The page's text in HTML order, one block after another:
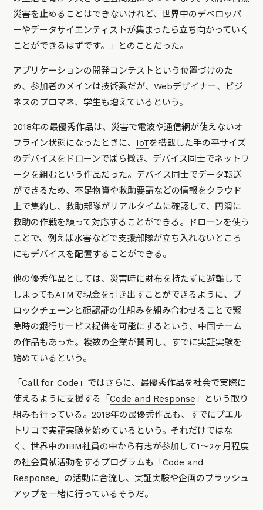
災害を止めることはできないけれど、世界中のデベロッパ
ーやデータサイエンティストが集まったら立ち向かっていく
ことができるはずです。」とのことだった。
アプリケーションの開発コンテストという位置づけのた
め、参加者のメインは技術系だが、Webデザイナー、ビジ
ネスのプロマネ、学生も増えているという。
2018年の最優秀作品は、災害で電波や通信網が使えないオ
フライン状態になったときに、 IoTを搭載した手の平サイズ
のデバイスをドローンでばら撒き、デバイス同士でネットワ
ークを組むという作品だった。デバイス同士でデータ転送
ができるため、不足物資や救助要請などの情報をクラウド
上で集約し、救助部隊がリアルタイムに確認して、円滑に
救助の作戦を練って対応することができる。ドローンを使う
ことで、例えば水害などで支援部隊が立ち入れないところ
にもデバイスを配置することができる。
他の優秀作品としては、災害時に財布を持たずに避難して
しまってもATMで現金を引き出すことができるように、ブ
ロックチェーンと顔認証の仕組みを組み合わせることで緊
急時の銀行サービス提供を可能にするという、中国チーム
の作品もあった。複数の企業が賛同し、すでに実証実験を
始めているという。
「Call for Code」ではさらに、最優秀作品を社会で実際に
使えるように支援する「Code and Response 」という取り
組みも行っている。2018年の最優秀作品も、すでにプエル
トリコで実証実験を始めているという。それだけではな
く、世界中のIBM社員の中から有志が参加して1～2ヶ月程度
の社会貢献活動をするプログラムも「Code and
Response」の活動に合流し、実証実験や企画のブラッシュ
アップを一緒に行っているそうだ。